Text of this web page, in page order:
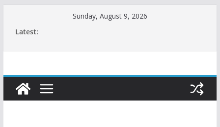
Sunday, August 9, 2026
Latest: